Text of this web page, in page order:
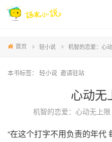
首页 轻小说 机智的恋爱：心
本书标签： 轻小说 邀请驻站
心动无
机智的恋爱：心动无上限
“在这个打字不用负责的年代